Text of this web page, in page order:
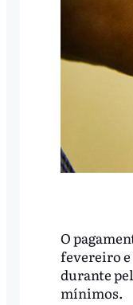
O
fevereiro e
durante
mínimos.